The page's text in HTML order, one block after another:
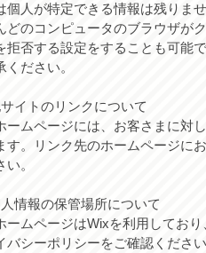
個人が特定できる情報は残りませ
どのコンピュータのブラウザが
拒否する設定をすることも可能
ください。
イトのリンクについて
ームページには、お客さまに対
す。リンク先のホームページに
い。
情報の保管場所について
ームページはWixを利用してお
バシーポリシーをご確認くださ